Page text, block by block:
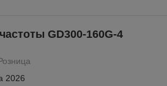
GD300-160G-4
2026